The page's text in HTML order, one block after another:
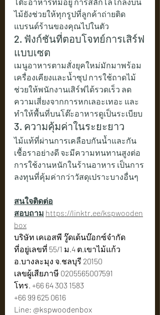
โต๊ะอาหารที่มีอยู่ การสลักโลโก้ลงบน
ไม้ยังช่วยให้ทุกรูปที่ลูกค้าถ่ายติด
แบรนด์ร้านของคุณไปในตัว
2. ฟังก์ชันที่ตอบโจทย์การเสิร์ฟ
แบบเซต
เมนูอาหารตามสั่งยุคใหม่มักมาพร้อม
เครื่องเคียงและน้ำซุป การใช้ถาดไม้
ช่วยให้พนักงานเสิร์ฟได้รวดเร็ว ลด
ความเสี่ยงจากการหกเลอะเทอะ และ
ทำให้พื้นที่บนโต๊ะอาหารดูเป็นระเบียบ
3. ความคุ้มค่าในระยะยาว
ไม้แท้ที่ผ่านการเคลือบกันน้ำและกัน
เชื้อราอย่างดี จะมีความทนทานสูงต่อ
การใช้งานหนักในร้านอาหาร เป็นการ
ลงทุนที่คุ้มค่ากว่าวัสดุเปราะบางอื่นๆ
สนใจติดต่อ
สอบถาม https://linktr.ee/kspwooden
box
บริษัท เคเอสพี วู๊ดเด้นบ๊อกซ์จำกัด
ที่อยู่เลขที่ 55/1 ม.4 ต.เขาไม้แก้ว
อ.บางละมุง จ.ชลบุรี 20150
เลขผู้เสียภาษี 0205565007591
โทร. +66 64 303 1583
+66 99 625 0616
Line: @kspwoodenbox